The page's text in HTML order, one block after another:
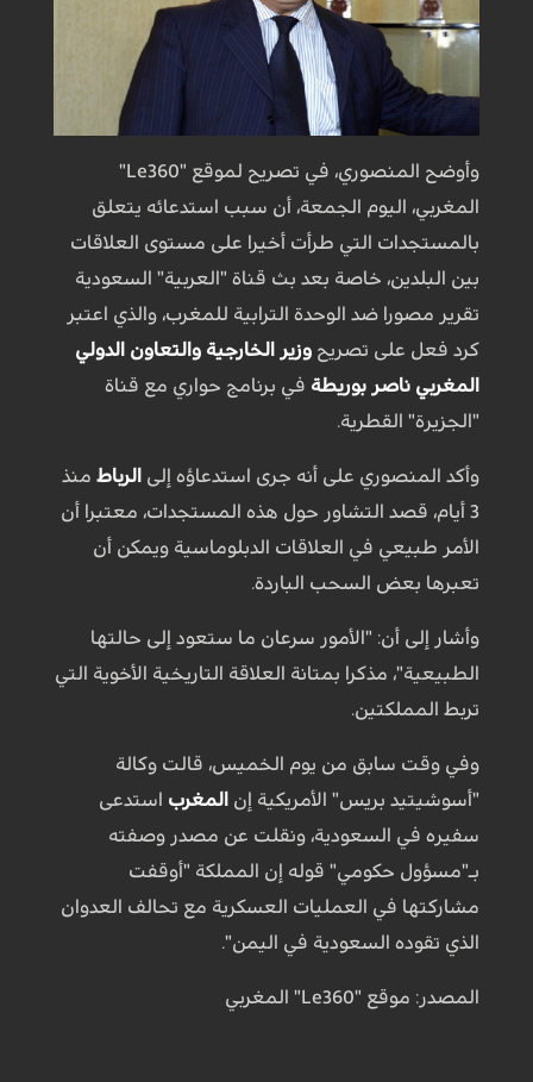
وأوضح المنصوري، في تصريح لموقع "Le360"
المغربي، اليوم الجمعة، أن سبب استدعائه يتعلق
بالمستجدات التي طرأت أخيرا على مستوى العلاقات
بين البلدين، خاصة بعد بث قناة "العربية" السعودية
تقرير مصورا ضد الوحدة الترابية للمغرب، والذي اعتبر
كرد فعل على تصريح وزير الخارجية والتعاون الدولي
المغربي ناصر بوريطة في برنامج حواري مع قناة
"الجزيرة" القطرية.
وأكد المنصوري على أنه جرى استدعاؤه إلى الرباطمنذ
3 أيام، قصد التشاور حول هذه المستجدات، معتبرا أن
الأمر طبيعي في العلاقات الدبلوماسية ويمكن أن
تعبرها بعض السحب الباردة.
وأشار إلى أن: "الأمور سرعان ما ستعود إلى حالتها
الطبيعية"، مذكرا بمتانة العلاقة التاريخية الأخوية التي
تربط المملكتين.
وفي وقت سابق من يوم الخميس، قالت وكالة
"أسوشيتيد بريس" الأمريكية إن المغرب استدعى
سفيره في السعودية، ونقلت عن مصدر وصفته
بـ"مسؤول حكومي" قوله إن المملكة "أوقفت
مشاركتها في العمليات العسكرية مع تحالف العدوان
الذي تقوده السعودية في اليمن".
المصدر: موقع "Le360" المغربي